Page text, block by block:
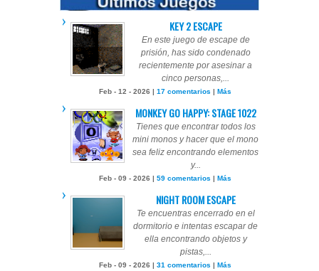
KEY 2 ESCAPE
En este juego de escape de
prisión, has sido condenado
recientemente por asesinar a
cinco personas,...
Feb - 12 - 2026 | 17 comentarios | Más
MONKEY GO HAPPY: STAGE 1022
Tienes que encontrar todos los
mini monos y hacer que el mono
sea feliz encontrando elementos
y...
Feb - 09 - 2026 | 59 comentarios | Más
NIGHT ROOM ESCAPE
Te encuentras encerrado en el
dormitorio e intentas escapar de
ella encontrando objetos y
pistas,...
Feb - 09 - 2026 | 31 comentarios | Más